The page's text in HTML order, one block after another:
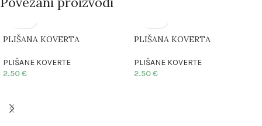
PLIŠANA KOVERTA
PLIŠANE KOVERTE
2.50€
PLIŠANA KOVERTA
PLIŠANE KOVERTE
2.50€